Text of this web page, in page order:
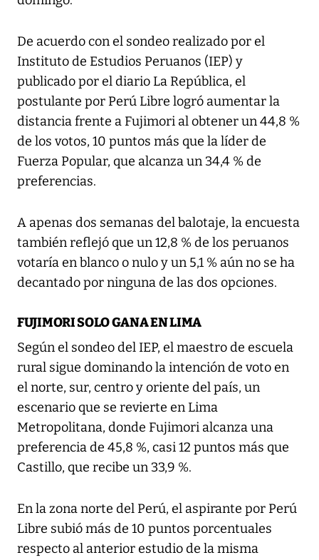
De acuerdo con el sondeo realizado por el
Instituto de Estudios Peruanos (IEP) y
publicado por el diario La República, el
postulante por Perú Libre logró aumentar la
distancia frente a Fujimori al obtener un 44,8 %
de los votos, 10 puntos más que la líder de
Fuerza Popular, que alcanza un 34,4 % de
preferencias.
A apenas dos semanas del balotaje, la encuesta
también reflejó que un 12,8 % de los peruanos
votaría en blanco o nulo y un 5,1 % aún no se ha
decantado por ninguna de las dos opciones.
FUJIMORI SOLO GANA EN LIMA
Según el sondeo del IEP, el maestro de escuela
rural sigue dominando la intención de voto en
el norte, sur, centro y oriente del país, un
escenario que se revierte en Lima
Metropolitana, donde Fujimori alcanza una
preferencia de 45,8 %, casi 12 puntos más que
Castillo, que recibe un 33,9 %.
En la zona norte del Perú, el aspirante por Perú
Libre subió más de 10 puntos porcentuales
respecto al anterior estudio de la misma